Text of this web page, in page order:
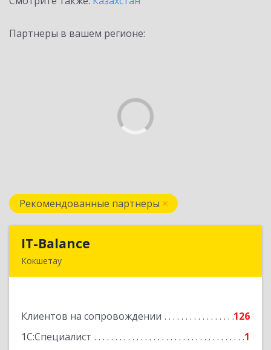
Партнеры в вашем регионе:
Рекомендованные партнеры
IT-Balance
Кокшетау
Клиентов на сопровождении
126
1С:Специалист
1